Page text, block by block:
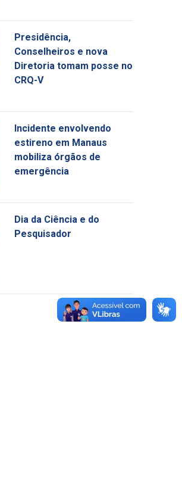
Presidência,
Conselheiros e nova
Diretoria tomam posse no
CRQ-V
Incidente envolvendo
estireno em Manaus
mobiliza órgãos de
emergência
Dia da Ciência e do
Pesquisador